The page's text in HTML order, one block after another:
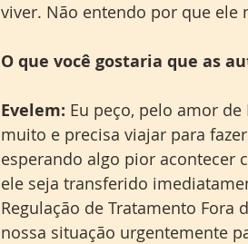
viver. Não entendo por que ele
O que você gostaria que as
Evelem: Eu peço, pelo amor
muito e precisa viajar para
esperando algo pior acontecer
ele seja transferido
Regulação de Tratamento Fora
nossa situação urgentemente